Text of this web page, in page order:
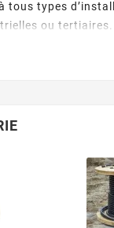
tous types
ou tertiaires.
sont
en couronne, nos
particuliers.
fiable et